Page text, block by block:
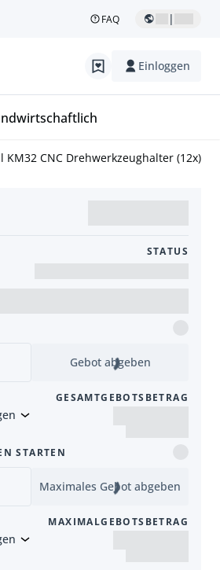
FAQ |
Einloggen
CNC Drehwerkzeughalter (12x)
STATUS
Gebot abgeben
GESAMTGEBOTSBETRAG
STARTEN
Maximales Gebot abgeben
MAXIMALGEBOTSBETRAG